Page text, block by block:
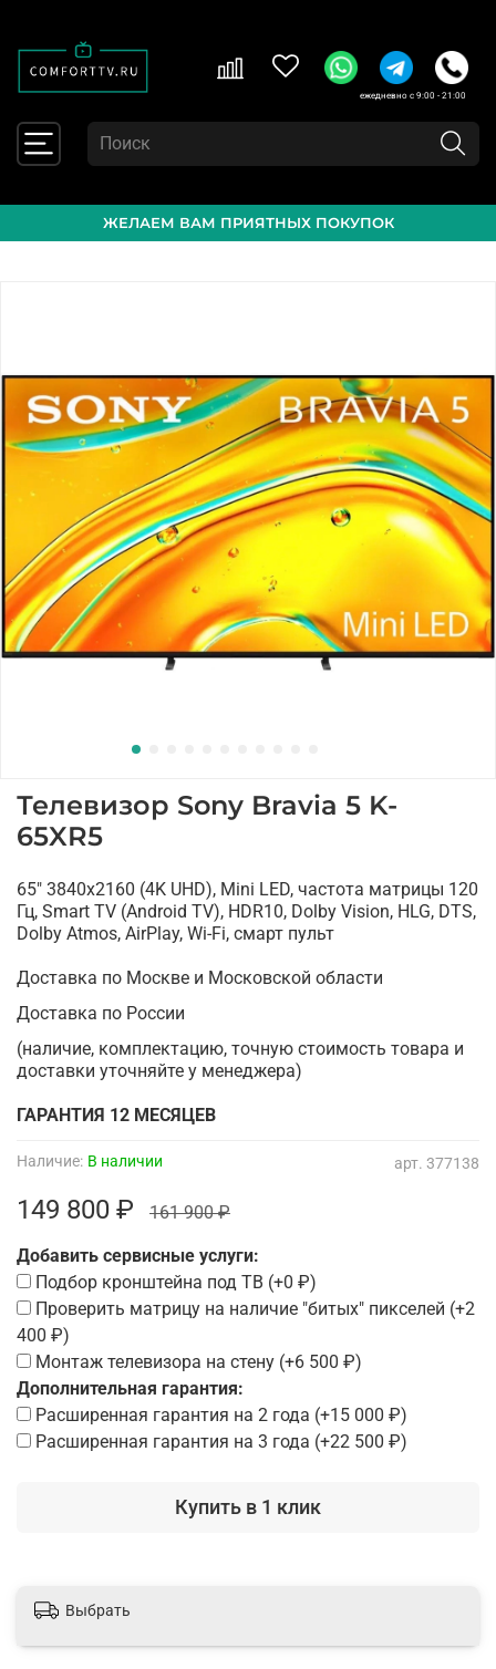
ежедневно с 9:00 - 21:00
ЖЕЛАЕМ ВАМ ПРИЯТНЫХ ПОКУПОК
арт. 377138
Наличие: В наличии
Телевизор Sony Bravia 5 K-
65XR5
149 800 ₽ 161 900 ₽
Купить в 1 клик
Дополнительная гарантия:
Расширенная гарантия на 2 года (+15 000 ₽)
Расширенная гарантия на 3 года (+22 500 ₽)
Добавить сервисные услуги:
Подбор кронштейна под ТВ (+0 ₽)
Проверить матрицу на наличие "битых" пикселей (+2
400 ₽)
Монтаж телевизора на стену (+6 500 ₽)
65" 3840x2160 (4K UHD), Mini LED, частота матрицы 120
Гц, Smart TV (Android TV), HDR10, Dolby Vision, HLG, DTS,
Dolby Atmos, AirPlay, Wi-Fi, смарт пульт
Доставка по Москве и Московской области
Доставка по России
(наличие, комплектацию, точную стоимость товара и
доставки уточняйте у менеджера)
ГАРАНТИЯ 12 МЕСЯЦЕВ
Выбрать